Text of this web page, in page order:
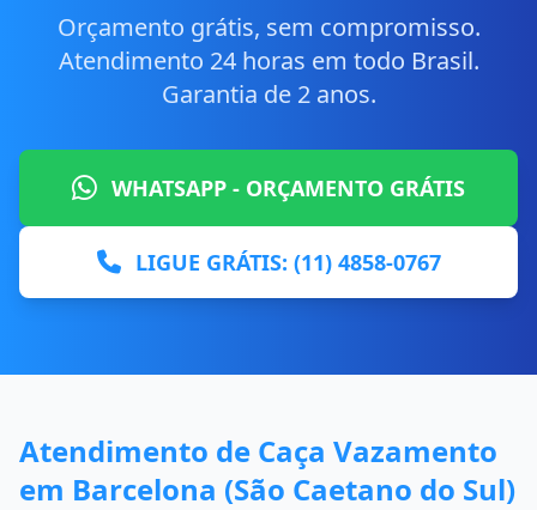
Orçamento grátis, sem compromisso.
Atendimento 24 horas em todo Brasil.
Garantia de 2 anos.
WHATSAPP - ORÇAMENTO GRÁTIS
LIGUE GRÁTIS: (11) 4858-0767
Atendimento de Caça Vazamento
em Barcelona (São Caetano do Sul)